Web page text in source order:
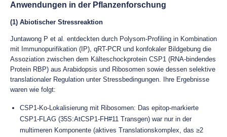
Anwendungen in der Pflanzenforschung
(1) Abiotischer Stressreaktion
Juntawong P et al. entdeckten durch Polysom-Profiling in Kombination
mit Immunopurifikation (IP), qRT-PCR und konfokaler Bildgebung die
Assoziation zwischen dem Kälteschockprotein CSP1 (RNA-bindendes
Protein RBP) aus Arabidopsis und Ribosomen sowie dessen selektive
translationaler Regulation unter Stressbedingungen. Ihre Ergebnisse
waren wie folgt:
CSP1-Ko-Lokalisierung mit Ribosomen: Das epitop-markierte
CSP1-FLAG (35S:AtCSP1-FH#11 Transgen) war nur in der
multimeren Komponente (aktives Translationskomplex, das ≥2